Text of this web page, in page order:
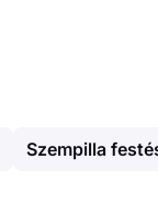
Szempilla